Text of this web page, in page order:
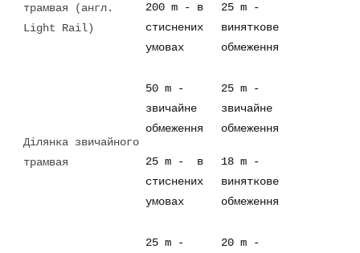
трамвая (англ.
Light Rail)
200 m - в
стиснених
умовах
25 m -
виняткове
обмеження
Ділянка звичайного
трамвая
50 m -
звичайне
обмеження
25 m - в
стиснених
умовах
25 m -
звичайне
обмеження
18 m -
виняткове
обмеження
25 m -
20 m -